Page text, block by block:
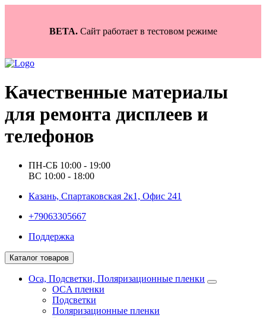
BETA.Сайт работает в тестовом режиме
Качественные материалы
для ремонта дисплеев и
телефонов
ПН-СБ 10:00 - 19:00
ВС 10:00 - 18:00
Казань, Спартаковская 2к1, Офис 241
+79063305667
Поддержка
Каталог товаров
Oca, Подсветки, Поляризационные пленки
OCA пленки
Подсветки
Поляризационные пленки